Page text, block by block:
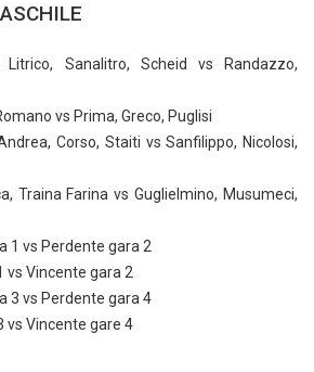
Sanalitro, Scheid vs Randazzo,
vs Prima, Greco, Puglisi
Corso, Staiti vs Sanfilippo, Nicolosi,
Traina Farina vs Guglielmino, Musumeci,
1 vs Perdente gara 2
vs Vincente gara 2
3 vs Perdente gara 4
vs Vincente gare 4